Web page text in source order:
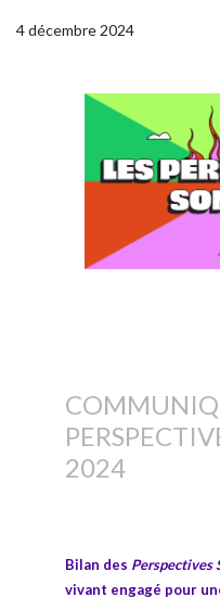
4décembre 2024
2024
Bilan des Perspectives
vivant engagé pour